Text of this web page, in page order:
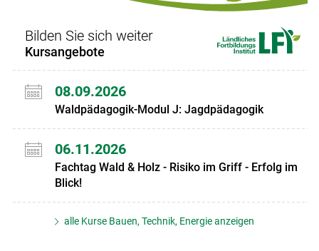
Bilden Sie sich weiter
Kursangebote
08.09.2026
Waldpädagogik-Modul J: Jagdpädagogik
06.11.2026
Fachtag Wald & Holz - Risiko im Griff - Erfolg im
Blick!
alle Kurse Bauen, Technik, Energie anzeigen